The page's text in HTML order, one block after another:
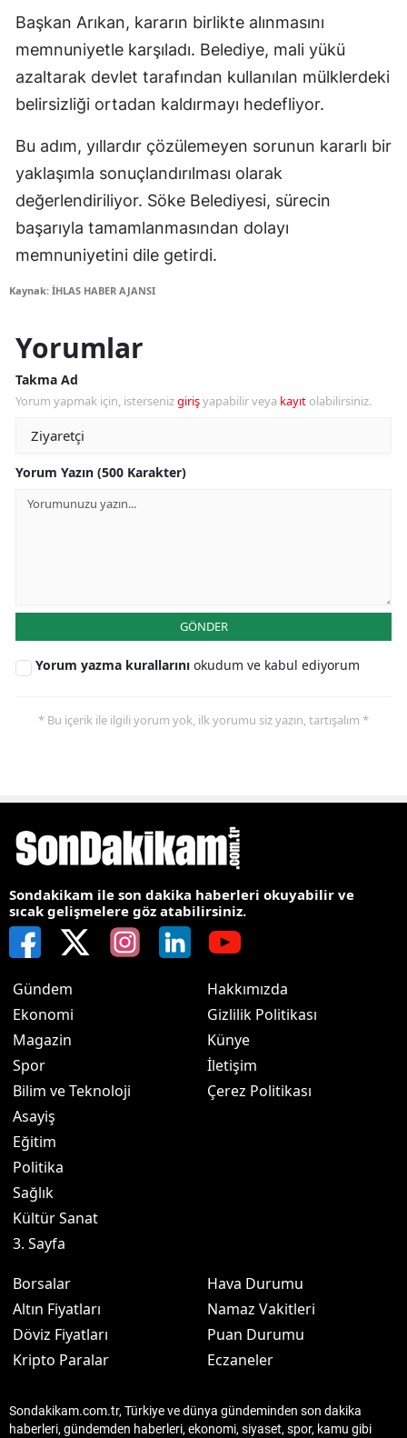
Başkan Arıkan, kararın birlikte alınmasını
memnuniyetle karşıladı. Belediye, mali yükü
azaltarak devlet tarafından kullanılan mülklerdeki
belirsizliği ortadan kaldırmayı hedefliyor.
Bu adım, yıllardır çözülemeyen sorunun kararlı bir
yaklaşımla sonuçlandırılması olarak
değerlendiriliyor. Söke Belediyesi, sürecin
başarıyla tamamlanmasından dolayı
memnuniyetini dile getirdi.
Kaynak: İHLAS HABER AJANSI
Yorumlar
Takma Ad
Yorum yapmak için, istersenizgirişyapabilir veya kayıt olabilirsiniz.
Yorum Yazın (500 Karakter)
GÖNDER
Yorum yazma kurallarını okudum ve kabul ediyorum
* Bu içerik ile ilgili yorum yok, ilk yorumu siz yazın, tartışalım *
Sondakikam ile son dakika haberleri okuyabilir ve
sıcak gelişmelere göz atabilirsiniz.
Gündem
Ekonomi
Magazin
Spor
Bilim ve Teknoloji
Asayiş
Eğitim
Politika
Sağlık
Kültür Sanat
3. Sayfa
Hakkımızda
Gizlilik Politikası
Künye
İletişim
Çerez Politikası
Borsalar
Altın Fiyatları
Döviz Fiyatları
Kripto Paralar
Hava Durumu
Namaz Vakitleri
Puan Durumu
Eczaneler
Sondakikam.com.tr, Türkiye ve dünya gündeminden son dakika
haberleri, gündemden haberleri, ekonomi, siyaset, spor, kamu gibi